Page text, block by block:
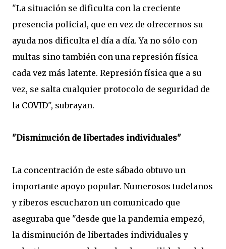
"La situación se dificulta con la creciente
presencia policial, que en vez de ofrecernos su
ayuda nos dificulta el día a día. Ya no sólo con
multas sino también con una represión física
cada vez más latente. Represión física que a su
vez, se salta cualquier protocolo de seguridad de
la COVID", subrayan.
"Disminución de libertades individuales"
La concentración de este sábado obtuvo un
importante apoyo popular. Numerosos tudelanos
y riberos escucharon un comunicado que
aseguraba que "desde que la pandemia empezó,
la disminución de libertades individuales y